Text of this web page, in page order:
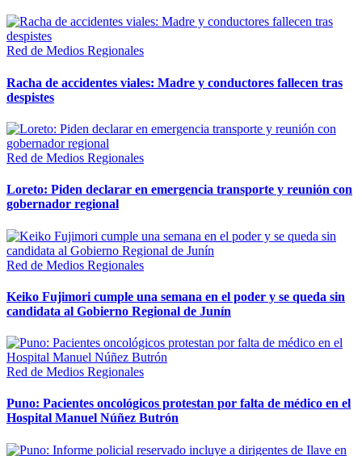
Red de Medios Regionales
Racha de accidentes viales: Madre y conductores fallecen tras
despistes
Red de Medios Regionales
Loreto: Piden declarar en emergencia transporte y reunión con
gobernador regional
Red de Medios Regionales
Keiko Fujimori cumple una semana en el poder y se queda sin
candidata al Gobierno Regional de Junín
Red de Medios Regionales
Puno: Pacientes oncológicos protestan por falta de médico en el
Hospital Manuel Núñez Butrón